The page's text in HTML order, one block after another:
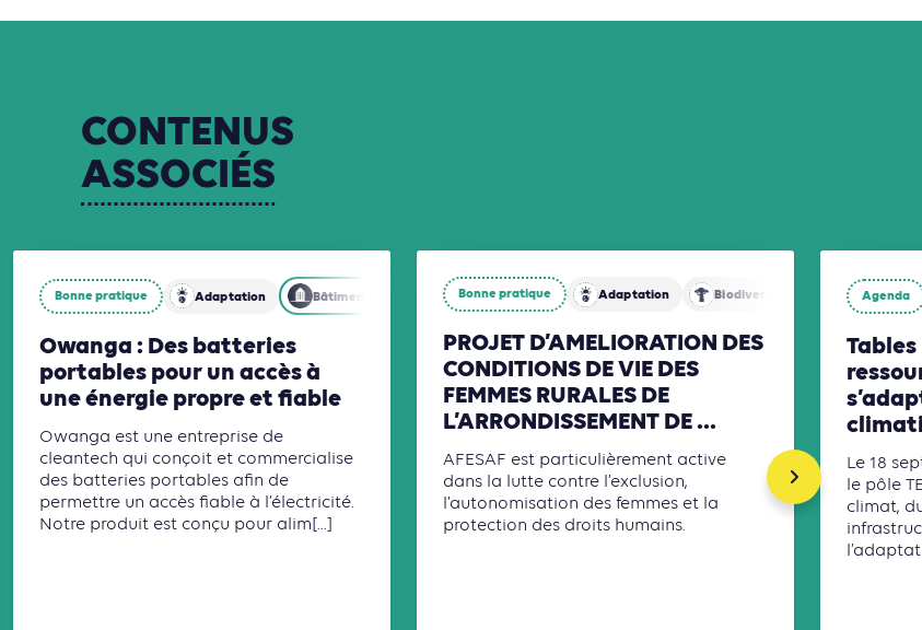
CONTENUS
ASSOCIÉS
Biodiversité
Bonne pratique Adaptation Bâtiments Énergies
Owanga : Des batteries
portables pour un accès à
une énergie propre et fiable
Owanga est une entreprise de
cleantech qui conçoit et commercialise
des batteries portables afin de
permettre un accès fiable à l’électricité.
Notre produit est conçu pour alim[...]
Bonne pratique Adaptation Biodiversité
PROJET D’AMELIORATION DES
CONDITIONS DE VIE DES
FEMMES RURALES DE
L’ARRONDISSEMENT DE ...
AFESAF est particulièrement active
dans la lutte contre l’exclusion,
l’autonomisation des femmes et la
protection des droits humains.
Agenda
Le 18
le pôle
climat,